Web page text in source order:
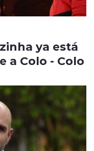
ya está
a Colo - Colo